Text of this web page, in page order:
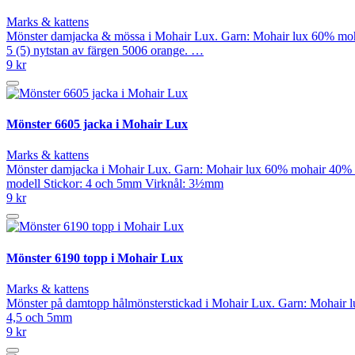
Marks & kattens
Mönster damjacka & mössa i Mohair Lux. Garn: Mohair lux 60%
5 (5) nytstan av färgen 5006 orange. …
9 kr
Mönster 6605 jacka i Mohair Lux
Marks & kattens
Mönster damjacka i Mohair Lux. Garn: Mohair lux 60% mohair
modell Stickor: 4 och 5mm Virknål: 3½mm
9 kr
Mönster 6190 topp i Mohair Lux
Marks & kattens
Mönster på damtopp hålmönsterstickad i Mohair Lux. Garn:
4,5 och 5mm
9 kr